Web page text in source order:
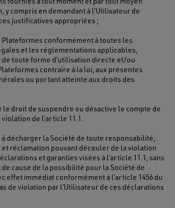
y compris en demandant à l’Utilisateur de
justificatives appropriées ;
Plateformes conformément à toutes les
et les réglementations applicables,
de toute forme d’utilisation directe et/ou
contraire à la loi, aux présentes
ou portant atteinte aux droits des
le droit de suspendre ou désactive le compte de
de l’article 11.1.
à décharger la Société de toute responsabilité,
réclamation pouvant découler de la violation
et garanties visées à l’article 11.1, sans
cause de la possibilité pour la Société de
effet immédiat conformément à l’article 1456 du
de violation par l’Utilisateur de ces déclarations